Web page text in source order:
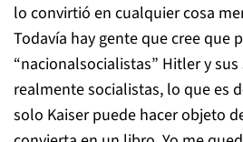
lo convirtió en cualquier cosa
Todavía hay gente que cree que
“nacionalsocialistas” Hitler y sus
realmente socialistas, lo que es
solo Kaiser puede hacer objeto